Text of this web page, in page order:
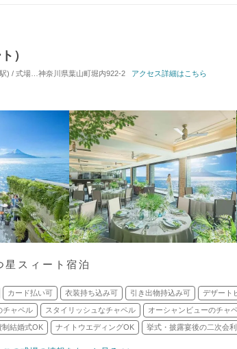
）
ストハウス 対応人数: 着席：6名 ～ 99名 挙式スタイル:
神奈川県葉山町堀内922-2 アクセス詳細はこちら
星スィート宿泊
カード払い可 衣装持ち込み可 引き出物持込み可 デザート
チャペル スタイリッシュなチャペル オーシャンビューのチャ
制結婚式OK ナイトウエディングOK 挙式・披露宴後の二次会